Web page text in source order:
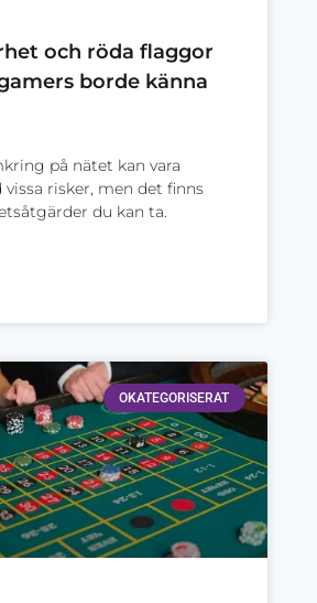
och röda flaggor
borde känna
på nätet kan vara
risker, men det finns
du kan ta.
OKATEGORISERAT